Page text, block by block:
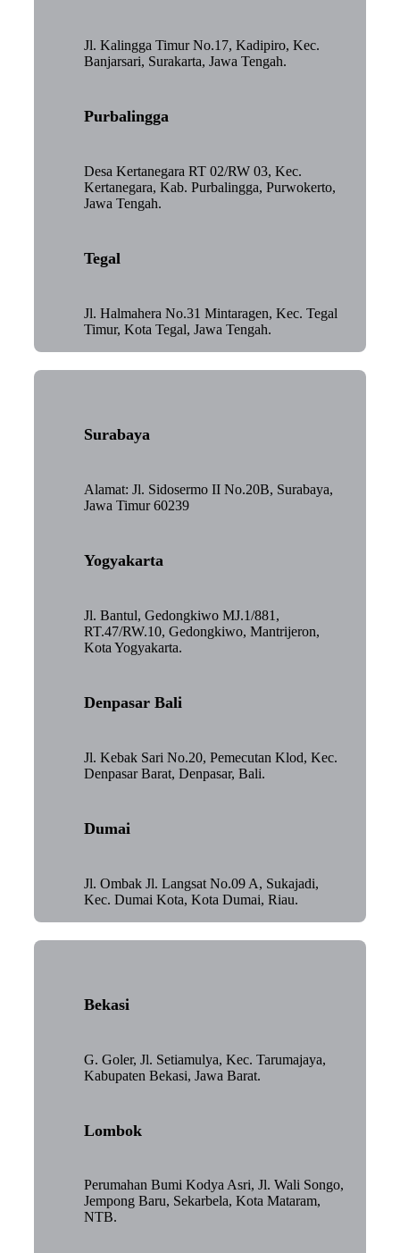
Jl. Kalingga Timur No.17, Kadipiro, Kec.
Banjarsari, Surakarta, Jawa Tengah.
Purbalingga
Desa Kertanegara RT 02/RW 03, Kec.
Kertanegara, Kab. Purbalingga, Purwokerto,
Jawa Tengah.
Tegal
Jl. Halmahera No.31 Mintaragen, Kec. Tegal
Timur, Kota Tegal, Jawa Tengah.
Surabaya
Alamat: Jl. Sidosermo II No.20B, Surabaya,
Jawa Timur 60239
Yogyakarta
Jl. Bantul, Gedongkiwo MJ.1/881,
RT.47/RW.10, Gedongkiwo, Mantrijeron,
Kota Yogyakarta.
Denpasar Bali
Jl. Kebak Sari No.20, Pemecutan Klod, Kec.
Denpasar Barat, Denpasar, Bali.
Dumai
Jl. Ombak Jl. Langsat No.09 A, Sukajadi,
Kec. Dumai Kota, Kota Dumai, Riau.
Bekasi
G. Goler, Jl. Setiamulya, Kec. Tarumajaya,
Kabupaten Bekasi, Jawa Barat.
Lombok
Perumahan Bumi Kodya Asri, Jl. Wali Songo,
Jempong Baru, Sekarbela, Kota Mataram,
NTB.